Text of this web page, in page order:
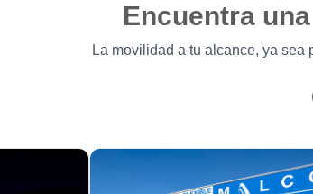
Encuentra
La movilidad a tu alcance, ya sea